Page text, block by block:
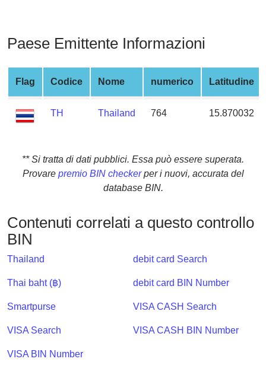
BIN
Credit
Card
Checker
Service
My
IP
Lookup
IP
Checker
Validator
Paese Emittente Informazioni
Flag Codice Nome numerico Latitudine
TH Thailand 764 15.870032
** Si tratta di dati pubblici. Essa può essere superata.
Provare premio BIN checkerper i nuovi, accurata del
database BIN.
Contenuti correlati a questo controllo
BIN
Thailand
Thai baht (฿)
Smartpurse
VISA Search
VISA BIN Number
debit card Search
debit card BIN Number
VISA CASH Search
VISA CASH BIN Number